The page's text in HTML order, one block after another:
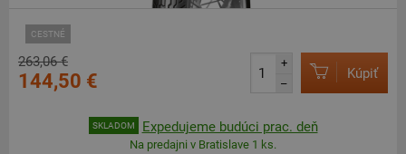
CESTNÉ
263,06 €
144,50 €
+
–
Kúpiť
SKLADOM Expedujeme budúci prac. deň
Na predajni v Bratislave 1 ks.